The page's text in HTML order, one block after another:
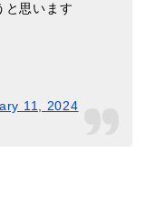
と思います
11, 2024